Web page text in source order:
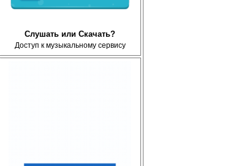
Слушать или Скачать?
Доступ к музыкальному сервису